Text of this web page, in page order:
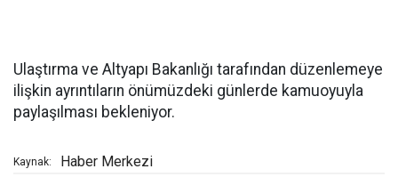
Ulaştırma ve Altyapı Bakanlığı tarafından düzenlemeye
ilişkin ayrıntıların önümüzdeki günlerde kamuoyuyla
paylaşılması bekleniyor.
Kaynak: Haber Merkezi